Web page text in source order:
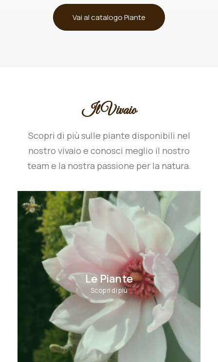
Vai al catalogo Piante
Il Vivaio
Scopri di più sulle piante disponibili nel
nostro vivaio e conosci meglio il nostro
team e la nostra passione per la natura.
Le Piante
Scopri di più